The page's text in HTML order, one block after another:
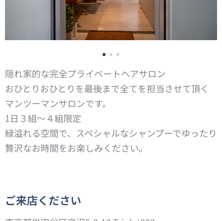
隠れ家的な完全プライベートヘアサロン
おひとりおひとりを最後まで全てを担当させて頂く
マンツーマンサロンです。
1日３組〜４組限定
緑溢れる空間で、スペシャルなシャンプーでゆったり
贅沢なお時間をお楽しみください。
ご来店ください